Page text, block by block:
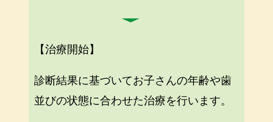
【治療開始】
診断結果に基づいてお子さんの年齢や歯
並びの状態に合わせた治療を行います。